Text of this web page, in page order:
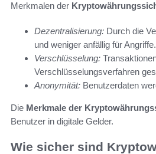
Merkmalen der
Dezentralisierung: Durch die
und weniger anfällig für Angriffe.
Verschlüsselung:
Verschlüsselungsverfahren
Anonymität: Benutzerdaten
Die Merkmale der
Benutzer in digitale Gelder.
Wie sicher sind